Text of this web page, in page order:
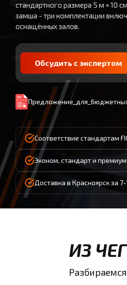
стандартного размера 5 м × 10
замша - три комплектации
оснащённых залов.
Обсудить с экспертом
Соответствие стандартам
Эконом, стандарт и премиум
Доставка в Красноярск за
ИЗ